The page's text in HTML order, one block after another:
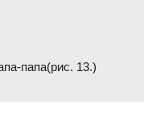
папа(рис. 13.)